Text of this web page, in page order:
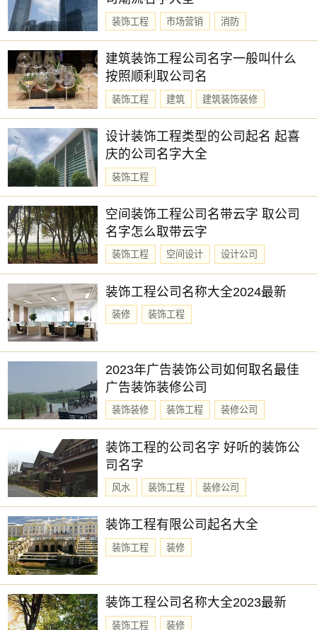
装饰工程 市场营销 消防
建筑装饰工程公司名字一般叫什么
按照顺利取公司名
装饰工程 建筑 建筑装饰装修
设计装饰工程类型的公司起名 起喜
庆的公司名字大全
装饰工程
空间装饰工程公司名带云字 取公司
名字怎么取带云字
装饰工程 空间设计 设计公司
装饰工程公司名称大全2024最新
装修 装饰工程
2023年广告装饰公司如何取名最佳
广告装饰装修公司
装饰装修 装饰工程 装修公司
装饰工程的公司名字 好听的装饰公
司名字
风水 装饰工程 装修公司
装饰工程有限公司起名大全
装饰工程 装修
装饰工程公司名称大全2023最新
装饰工程 装修